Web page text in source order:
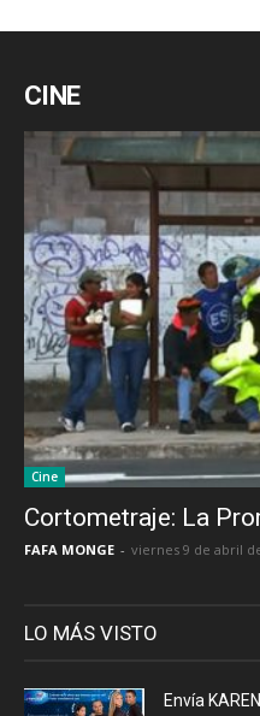
CINE
Cine
Cortometraje: La
FAFA MONGE - viernes 9 de abril
LO MÁS VISTO
Envía